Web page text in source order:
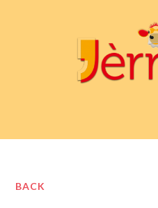
BACK